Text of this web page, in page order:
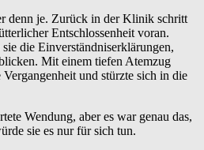
denn je. Zurück in der Klinik schritt
Entschlossenheit voran.
die Einverständniserklärungen,
Mit einem tiefen Atemzug
und stürzte sich in die
Wendung, aber es war genau das,
sie es nur für sich tun.